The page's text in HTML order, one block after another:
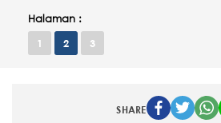
Halaman :
1 2 3
SHARE